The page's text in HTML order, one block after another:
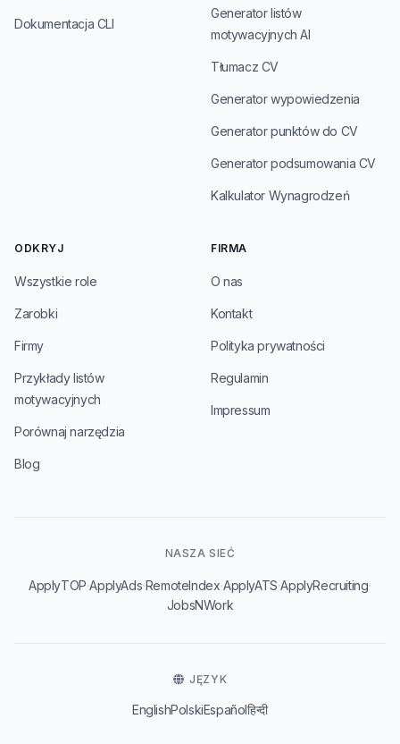
Dokumentacja CLI
Generator listów
motywacyjnych AI
Tłumacz CV
Generator wypowiedzenia
Generator punktów do CV
Generator podsumowania CV
Kalkulator Wynagrodzeń
ODKRYJ
Wszystkie role
Zarobki
Firmy
Przykłady listów
motywacyjnych
Porównaj narzędzia
Blog
FIRMA
O nas
Kontakt
Polityka prywatności
Regulamin
Impressum
NASZA SIEĆ
ApplyTOP·ApplyAds·RemoteIndex·ApplyATS·ApplyRecruiting·
JobsNWork
JĘZYK
EnglishPolskiEspañolहिन्दी